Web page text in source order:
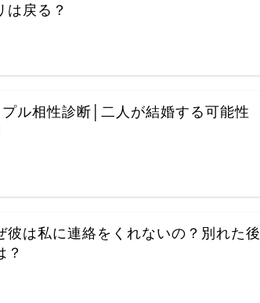
は戻る？
ル相性診断│二人が結婚する可能性
彼は私に連絡をくれないの？別れた後
？